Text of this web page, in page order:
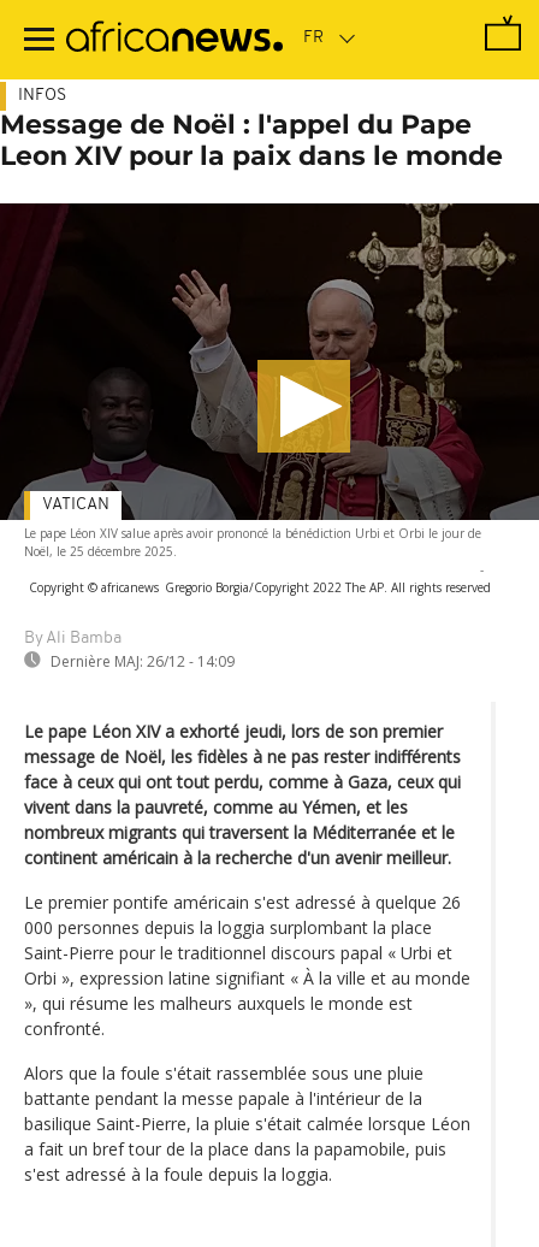
contenu
INFOS
Message de Noël : l'appel du Pape
Leon XIV pour la paix dans le monde
Le pape Léon XIV salue après avoir prononcé la bénédiction Urbi et Orbi le jour de
Noël, le 25 décembre 2025.
-
Copyright © africanews Gregorio Borgia/Copyright 2022 The AP. All rights reserved
By Ali Bamba
Dernière MAJ: 26/12 - 14:09
VATICAN
Le pape Léon XIV a exhorté jeudi, lors de son premier
message de Noël, les fidèles à ne pas rester indifférents
face à ceux qui ont tout perdu, comme à Gaza, ceux qui
vivent dans la pauvreté, comme au Yémen, et les
nombreux migrants qui traversent la Méditerranée et le
continent américain à la recherche d'un avenir meilleur.
Le premier pontife américain s'est adressé à quelque 26
000 personnes depuis la loggia surplombant la place
Saint-Pierre pour le traditionnel discours papal « Urbi et
Orbi », expression latine signifiant « À la ville et au monde
», qui résume les malheurs auxquels le monde est
confronté.
Alors que la foule s'était rassemblée sous une pluie
battante pendant la messe papale à l'intérieur de la
basilique Saint-Pierre, la pluie s'était calmée lorsque Léon
a fait un bref tour de la place dans la papamobile, puis
s'est adressé à la foule depuis la loggia.